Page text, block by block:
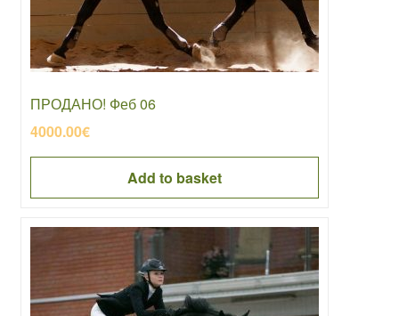
ПРОДАНО! Феб 06
4000.00€
Add to basket